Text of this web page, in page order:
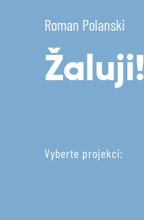
Roman Polanski
Žaluji!
Vyberte projekci: